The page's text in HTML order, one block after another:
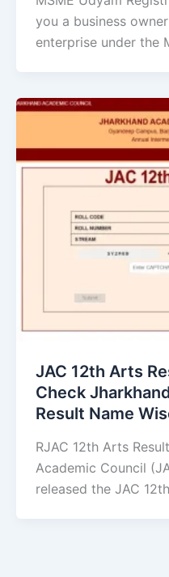
you a business
enterprise under the
JAC 12th Arts
Check
Result Name
RJAC 12th Arts
Academic Council
released the JAC